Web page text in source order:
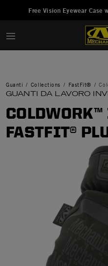
Free Vision Eyewear
Guanti Collections FastFit®
GUANTI DA LAVORO
FASTFIT®
Aggiunto a Gestisci